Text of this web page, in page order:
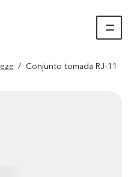
/ Conjunto tomada RJ-11